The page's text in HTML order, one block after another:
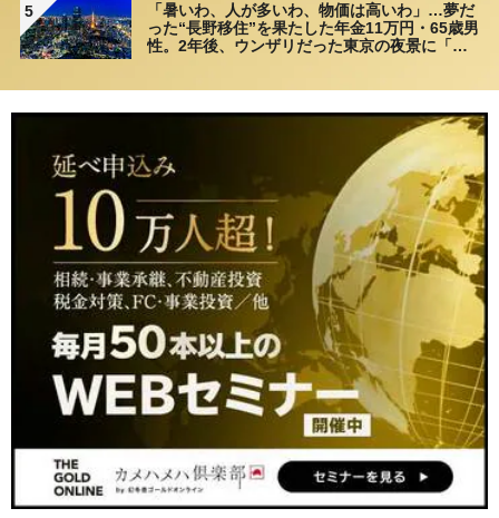
5
「暑いわ、人が多いわ、物価は高いわ」…夢だ
った“長野移住”を果たした年金11万円・65歳男
性。2年後、ウンザリだった東京の夜景に「癒